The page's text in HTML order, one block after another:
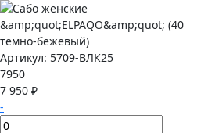
Артикул: 5709-ВЛК25
7950
7 950 ₽
-